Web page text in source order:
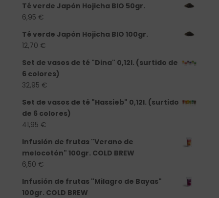
Té verde Japón Hojicha BIO 50gr.
6,95 €
Té verde Japón Hojicha BIO 100gr.
12,70 €
Set de vasos de té "Dina" 0,12l. (surtido de
6 colores)
32,95 €
Set de vasos de té "Hassieb" 0,12l. (surtido
de 6 colores)
41,95 €
Infusión de frutas "Verano de
melocotón" 100gr. COLD BREW
6,50 €
Infusión de frutas "Milagro de Bayas"
100gr. COLD BREW